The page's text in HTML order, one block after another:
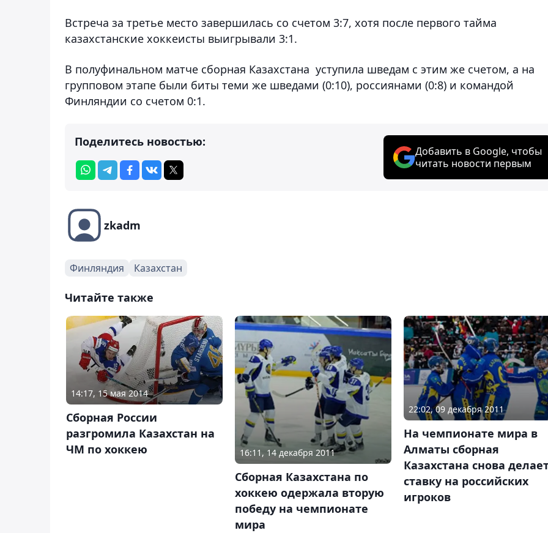
Встреча за третье место завершилась со счетом 3:7, хотя после первого тайма
казахстанские хоккеисты выигрывали 3:1.
В полуфинальном матче сборная Казахстана уступила шведам с этим же счетом, а на
групповом этапе были биты теми же шведами (0:10), россиянами (0:8) и командой
Финляндии со счетом 0:1.
Поделитесь новостью:
Добавить в Google, чтобы
читать новости первым
zkadm
Финляндия Казахстан
Читайте также
14:17, 15 мая 2014
Сборная России
разгромила Казахстан на
ЧМ по хоккею
16:11, 14 декабря 2011
Сборная Казахстана по
хоккею одержала вторую
победу на чемпионате
мира
22:02, 09 декабря 2011
На чемпионате мира в
Алматы сборная
Казахстана снова
ставку на российских
игроков